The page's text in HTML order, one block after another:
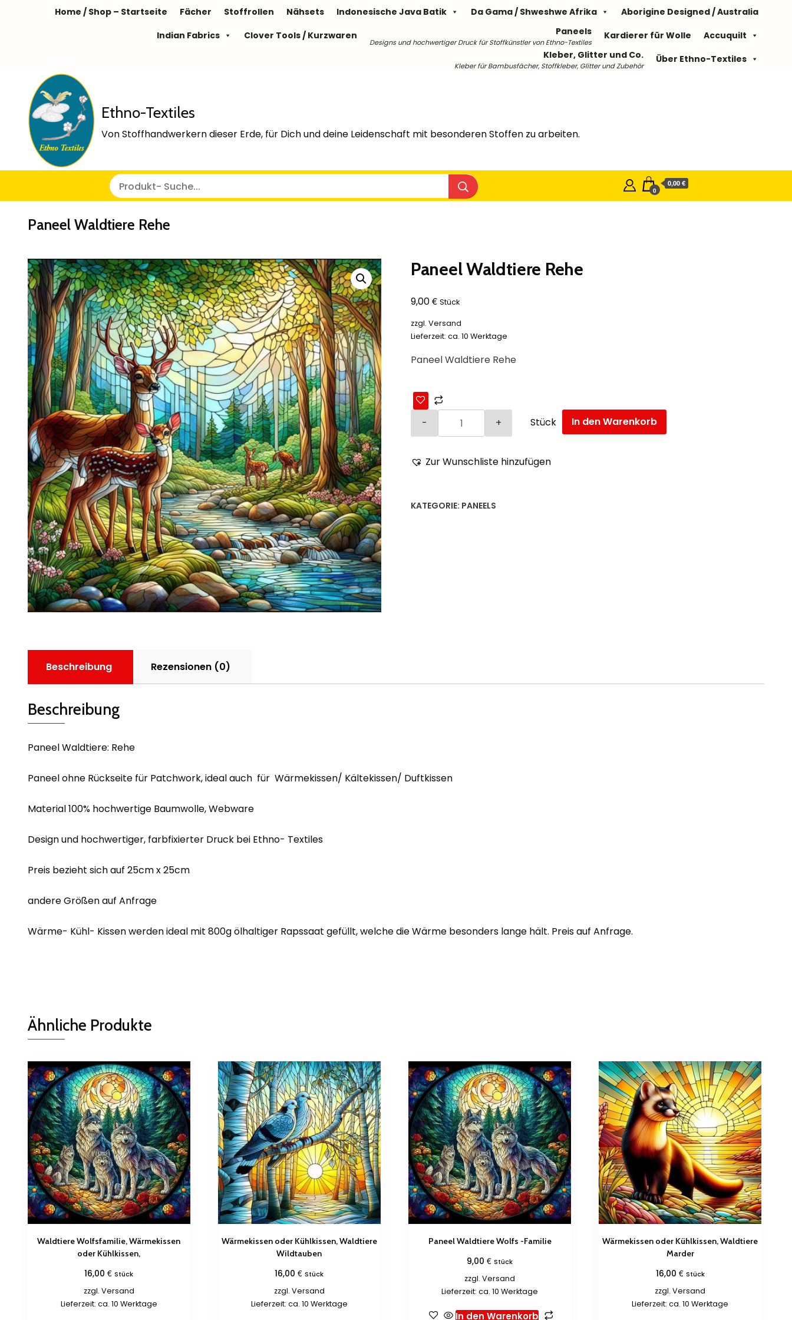
Home / Shop – Startseite Fächer Stoffrollen Nähsets Indonesische Java Batik Da Gama / Shweshwe Afrika
Aborigine Designed / Australia
Indian Fabrics
Clover Tools / Kurzwaren Paneels
Designs und hochwertiger Druck für Stoffkünstler von Ethno-Textiles
Kardierer für Wolle
Accuquilt
Kleber, Glitter und Co.
Kleber für Bambusfächer, Stoffkleber, Glitter und Zubehör
Über Ethno-Textiles
Ethno-Textiles
Von Stoffhandwerkern dieser Erde, für Dich und deine Leidenschaft mit besonderen Stoffen zu arbeiten.
0
0,00 €
Paneel Waldtiere Rehe
Paneel Waldtiere Rehe
9,00€ Stück
zzgl. Versand
Lieferzeit: ca. 10 Werktage
Paneel Waldtiere Rehe
Stück In den Warenkorb
Zur Wunschliste hinzufügen
KATEGORIE: PANEELS
Beschreibung Rezensionen (0)
Beschreibung
Paneel Waldtiere: Rehe
Paneel ohne Rückseite für Patchwork, ideal auch für Wärmekissen/ Kältekissen/ Duftkissen
Material 100% hochwertige Baumwolle, Webware
Design und hochwertiger, farbfixierter Druck bei Ethno- Textiles
Preis bezieht sich auf 25cm x 25cm
andere Größen auf Anfrage
Wärme- Kühl- Kissen werden ideal mit 800g ölhaltiger Rapssaat gefüllt, welche die Wärme besonders lange hält. Preis auf Anfrage.
Ähnliche Produkte
Waldtiere Wolfsfamilie, Wärmekissen
oder Kühlkissen,
16,00€ Stück
zzgl. Versand
Lieferzeit: ca. 10 Werktage
Wärmekissen oder Kühlkissen, Waldtiere
Wildtauben
16,00€ Stück
zzgl. Versand
Lieferzeit: ca. 10 Werktage
Paneel Waldtiere Wolfs -Familie
9,00€ Stück
zzgl.Versand
Lieferzeit: ca. 10 Werktage
In den Warenkorb
Wärmekissen oder Kühlkissen, Waldtiere
Marder
16,00 € Stück
zzgl.Versand
Lieferzeit: ca. 10 Werktage